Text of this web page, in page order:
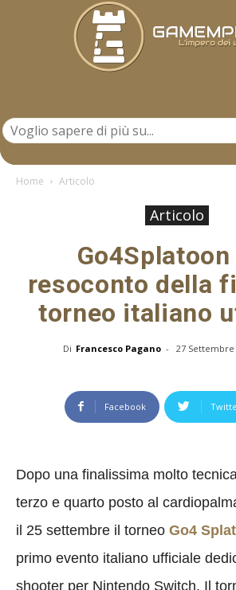
Home Articolo
Articolo
resoconto della
torneo italiano
Di Francesco Pagano - 27 Settembre
Facebook
Dopo una finalissima molto
terzo e quarto posto al
il 25 settembre il torneo Go4
primo evento italiano ufficiale
shooter per Nintendo Switch. Il